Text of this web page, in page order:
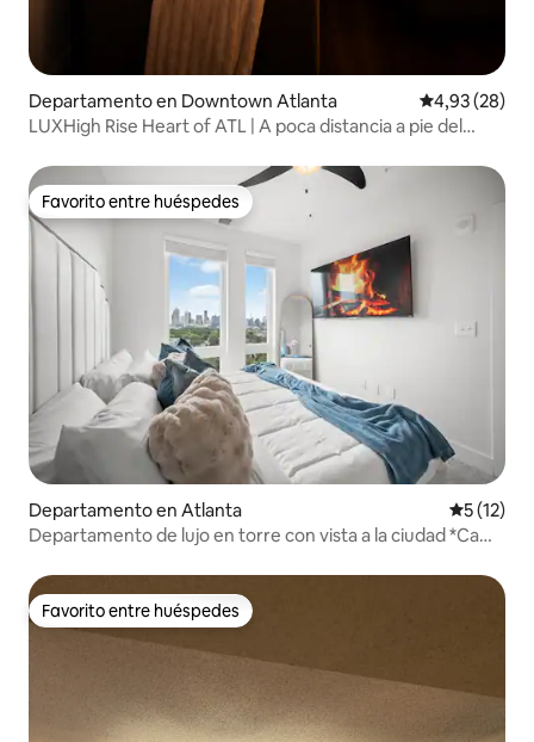
Departamento en Downtown Atlanta Calificación
4,93 (28)
LUXHigh Rise Heart of ATL | A poca distancia a pie del
Favorito entre huéspedes
Favorito entre huéspedes
Departamento en Atlanta
5 (12)
Departamento de lujo en torre con vista a la ciudad *Cama
Favorito entre huéspedes
Favorito entre huéspedes